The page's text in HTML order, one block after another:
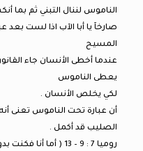
الناموس لننال التبني ثم بما
صارخآ يا أبا الآب اذا لست بعد
المسيح
عندما أخطى الأنسان جاء
يعطى الناموس
لكي يخلص الأنسان .
أن عبارة تحت الناموس تعنى
الصليب قد أكمل .
روميا 7 : 9 – 13 ( أما